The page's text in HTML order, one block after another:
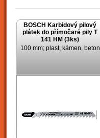
BOSCH Karbidový pilový
plátek do přímočaré pily T
141 HM (3ks)
100 mm; plast, kámen, beton